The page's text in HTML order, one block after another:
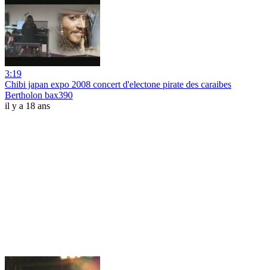
3:19
Chibi japan expo 2008 concert d'electone pirate des caraibes
Bertholon bax390
il y a 18 ans